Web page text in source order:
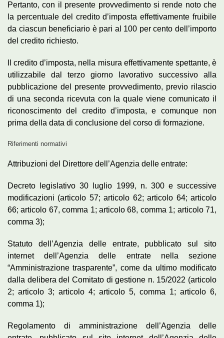
Pertanto, con il presente provvedimento si rende noto che
la percentuale del credito d’imposta effettivamente fruibile
da ciascun beneficiario è pari al 100 per cento dell’importo
del credito richiesto.
Il credito d’imposta, nella misura effettivamente spettante, è
utilizzabile dal terzo giorno lavorativo successivo alla
pubblicazione del presente provvedimento, previo rilascio
di una seconda ricevuta con la quale viene comunicato il
riconoscimento del credito d’imposta, e comunque non
prima della data di conclusione del corso di formazione.
Riferimenti normativi
Attribuzioni del Direttore dell’Agenzia delle entrate:
Decreto legislativo 30 luglio 1999, n. 300 e successive
modificazioni (articolo 57; articolo 62; articolo 64; articolo
66; articolo 67, comma 1; articolo 68, comma 1; articolo 71,
comma 3);
Statuto dell’Agenzia delle entrate, pubblicato sul sito
internet dell’Agenzia delle entrate nella sezione
“Amministrazione trasparente”, come da ultimo modificato
dalla delibera del Comitato di gestione n. 15/2022 (articolo
2; articolo 3; articolo 4; articolo 5, comma 1; articolo 6,
comma 1);
Regolamento di amministrazione dell’Agenzia delle